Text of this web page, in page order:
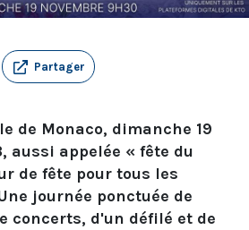
Partager
de Monaco, dimanche 19
aussi appelée « fête du
de fête pour tous les
journée ponctuée de
concerts, d'un défilé et de